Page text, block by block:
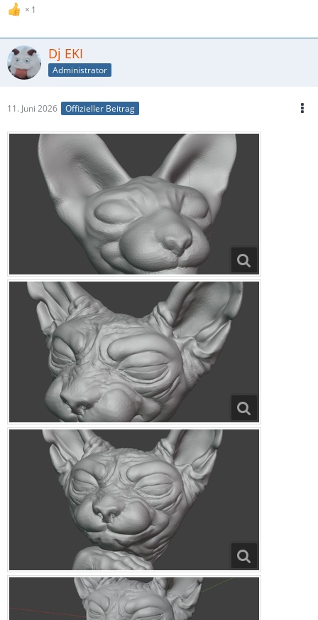
1
Dj EKI
Administrator
11. Juni 2026 Offizieller Beitrag